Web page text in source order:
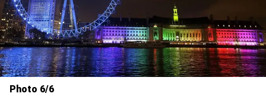
Photo 6/6